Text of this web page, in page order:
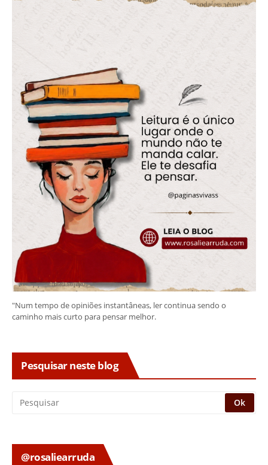
"Num tempo de opiniões instantâneas, ler continua sendo o
caminho mais curto para pensar melhor.
Pesquisar neste blog
@rosaliearruda